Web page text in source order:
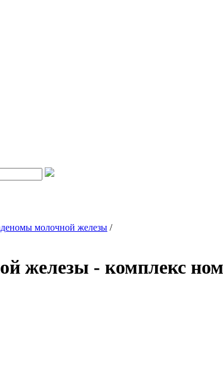
молочной железы /
железы - комплекс